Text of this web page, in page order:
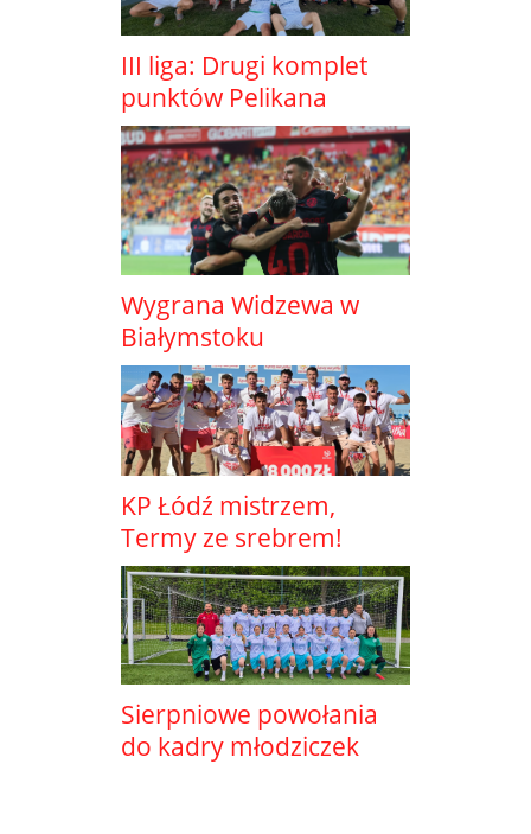
III liga: Drugi komplet
punktów Pelikana
Wygrana Widzewa w
Białymstoku
KP Łódź mistrzem,
Termy ze srebrem!
Sierpniowe powołania
do kadry młodziczek